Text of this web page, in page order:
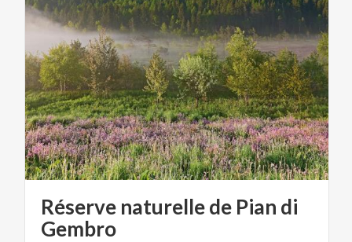
Réserve naturelle de Pian di
Gembro